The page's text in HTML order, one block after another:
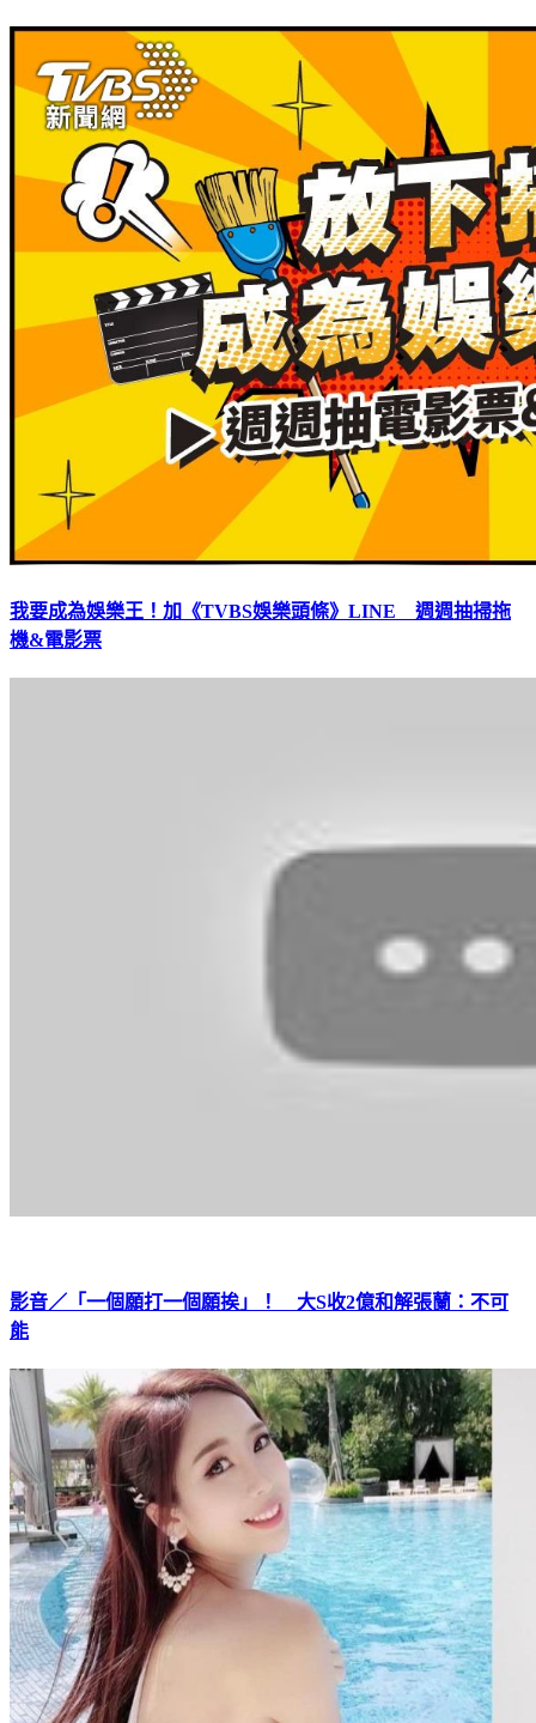
我要成為娛樂王！加《TVBS娛樂頭條》LINE 週週抽掃拖
影音／「一個願打一個願挨」！ 大S收2億和解張蘭：不可